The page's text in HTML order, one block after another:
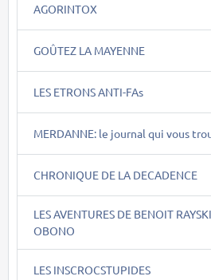
AGORINTOX
GOÛTEZ LA MAYENNE
LES ETRONS ANTI-FAs
MERDANNE: le journal qui vous
CHRONIQUE DE LA DECADENCE
LES AVENTURES DE BENOIT
OBONO
LES INSCROCSTUPIDES